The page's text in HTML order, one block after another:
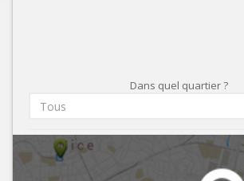
Dans quel quartier ?
Tous